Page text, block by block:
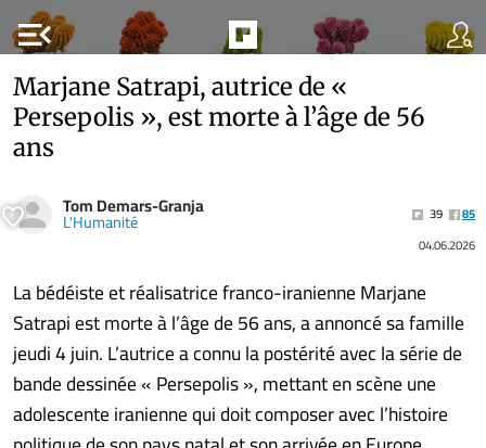
menu_open
Marjane Satrapi, autrice de «
Persepolis », est morte à l’âge de 56
ans
Tom Demars-Granja
L'Humanité 39
85
04.06.2026
La bédéiste et réalisatrice franco-iranienne Marjane
Satrapi est morte à l’âge de 56 ans, a annoncé sa famille
jeudi 4 juin. L’autrice a connu la postérité avec la série de
bande dessinée « Persepolis », mettant en scène une
adolescente iranienne qui doit composer avec l’histoire